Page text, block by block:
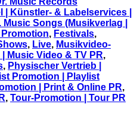
Künstler- & Labelservices |
Music Songs (Musikverlag |
Promotion, Festivals,
, Live, Musikvideo-
Music Video & TV PR,
, Physischer Vertrieb |
Promotion | Playlist
| Print & Online PR,
, Tour-Promotion | Tour PR